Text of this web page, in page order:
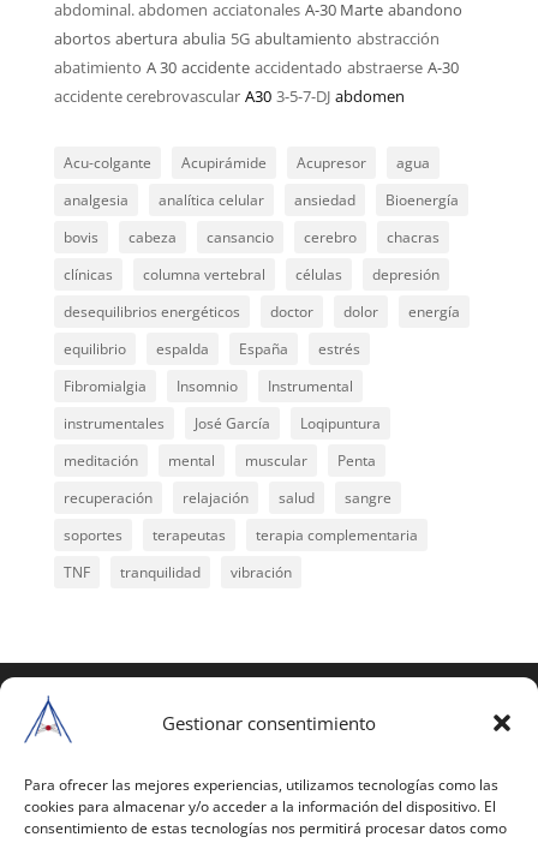
Gestionar consentimiento
Para ofrecer las mejores experiencias, utilizamos tecnologías como las
cookies para almacenar y/o acceder a la información del dispositivo. El
consentimiento de estas tecnologías nos permitirá procesar datos como
abdominal. abdomen acciatonales A-30 Marte abandono
abortos abertura abulia 5G abultamiento abstracción
abatimiento A 30 accidente accidentado abstraerse A-30
accidente cerebrovascular A30 3-5-7-DJ abdomen
Acu-colgante Acupirámide Acupresor
agua
analgesia
analítica celular ansiedad
Bioenergía
bovis
cabeza cansancio cerebro
chacras
clínicas
columna vertebral células
depresión
desequilibrios energéticos
doctor dolor
energía
equilibrio
espalda España
estrés
Fibromialgia
Insomnio
Instrumental
instrumentales
José García
Loqipuntura
meditación
mental muscular
Penta
recuperación
relajación salud
sangre
soportes
terapeutas
terapia complementaria
TNF
tranquilidad vibración
reservados
estas páginas o parte de ellas, necesita pedir
autorización por escrito a Mario Gil Sánchez.